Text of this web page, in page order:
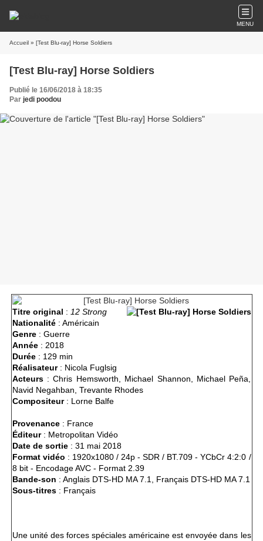
MENU
Accueil » [Test Blu-ray] Horse Soldiers
[Test Blu-ray] Horse Soldiers
Publié le 16/06/2018 à 18:35
Par jedi poodou
Titre original : 12 Strong
Nationalité: Américain
Genre: Guerre
Année: 2018
Durée: 129 min
Réalisateur: Nicola Fuglsig
Acteurs: Chris Hemsworth, Michael Shannon, Michael Peña,
Navid Negahban, Trevante Rhodes
Compositeur : Lorne Balfe
Provenance: France
Éditeur: Metropolitan Vidéo
Date de sortie: 31 mai 2018
Format vidéo : 1920x1080 / 24p - SDR / BT.709 - YCbCr 4:2:0 /
8 bit - Encodage AVC - Format 2.39
Bande-son : Anglais DTS-HD MA 7.1, Français DTS-HD MA 7.1
Sous-titres: Français
Une unité des forces spéciales américaine est envoyée dans les